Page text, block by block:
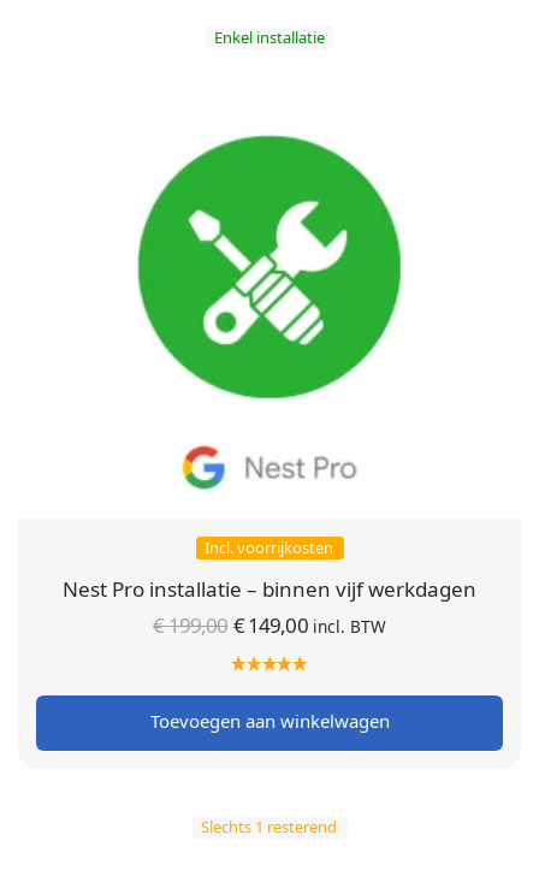
Enkel installatie
Incl. voorrijkosten
Nest Pro installatie – binnen vijf werkdagen
€199,00Oorspronkelijke
prijs was:
€ 199,00.
€149,00 Huidige
€ 149,00.
incl. BTW
Toevoegen aan winkelwagen
Slechts 1 resterend